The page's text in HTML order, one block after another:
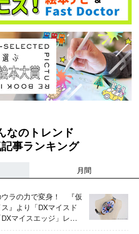
なのトレンド
事ランキング
月間
ウラの力で変身！ 『仮
』より「DXマイスド
マイスエッジ」レビ